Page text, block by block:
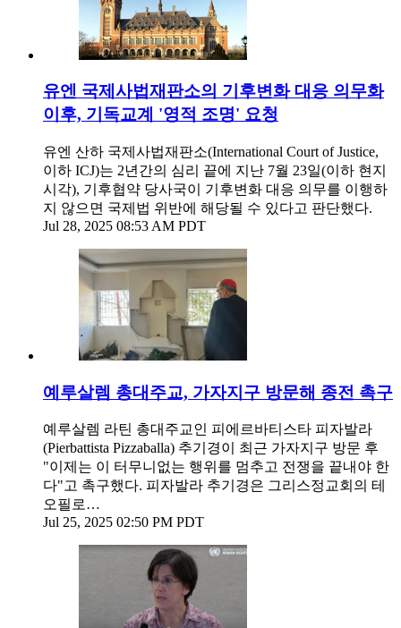
유엔 국제사법재판소의 기후변화 대응 의무화
이후, 기독교계 '영적 조명' 요청
유엔 산하 국제사법재판소(International Court of Justice,
이하 ICJ)는 2년간의 심리 끝에 지난 7월 23일(이하 현지
시각), 기후협약 당사국이 기후변화 대응 의무를 이행하
지 않으면 국제법 위반에 해당될 수 있다고 판단했다.
Jul 28, 2025 08:53 AM PDT
예루살렘 총대주교, 가자지구 방문해 종전 촉구
예루살렘 라틴 총대주교인 피에르바티스타 피자발라
(Pierbattista Pizzaballa) 추기경이 최근 가자지구 방문 후
"이제는 이 터무니없는 행위를 멈추고 전쟁을 끝내야 한
다"고 촉구했다. 피자발라 추기경은 그리스정교회의 테
오필로…
Jul 25, 2025 02:50 PM PDT